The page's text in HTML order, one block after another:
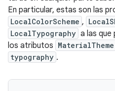
En particular, estas son las
LocalColorScheme ,
LocalTypography a las que
los atributos MaterialTheme
typography .